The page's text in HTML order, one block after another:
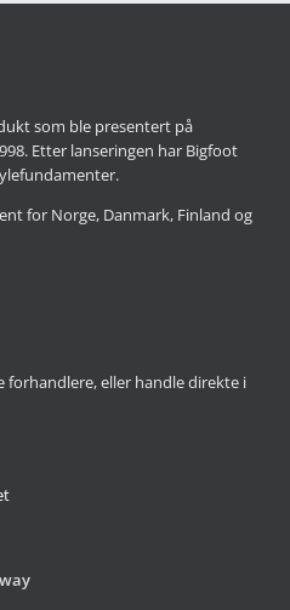
som ble presentert på
Etter lanseringen har Bigfoot
for Norge, Danmark, Finland og
forhandlere, eller handle direkte i